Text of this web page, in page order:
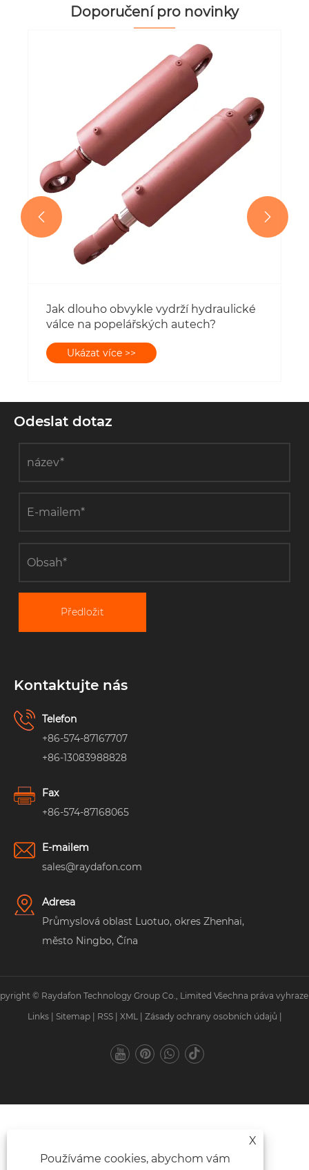
Doporučení pro novinky
Jak dlouho obvykle vydrží hydraulické
válce na popelářských autech?
Ukázat více >>
 
Odeslat dotaz
Předložit
Kontaktujte nás
Telefon
+86-574-87167707
+86-13083988828
Fax
+86-574-87168065
E-mailem
sales@raydafon.com
Adresa
Průmyslová oblast Luotuo, okres Zhenhai,
město Ningbo, Čína
© Raydafon Technology Group Co., Limited Všechna práva
Links
Sitemap RSS XML Zásady ochrany osobních údajů
X
Používáme cookies, abychom vám